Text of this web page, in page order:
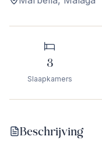
3
Slaapkamers
Beschrijving